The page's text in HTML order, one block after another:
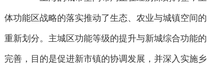
体功能区战略的落实推动了生态、农业与城镇空间的
重新划分。主城区功能等级的提升与新城综合功能的
完善，目的是促进新市镇的协调发展，并深入实施乡